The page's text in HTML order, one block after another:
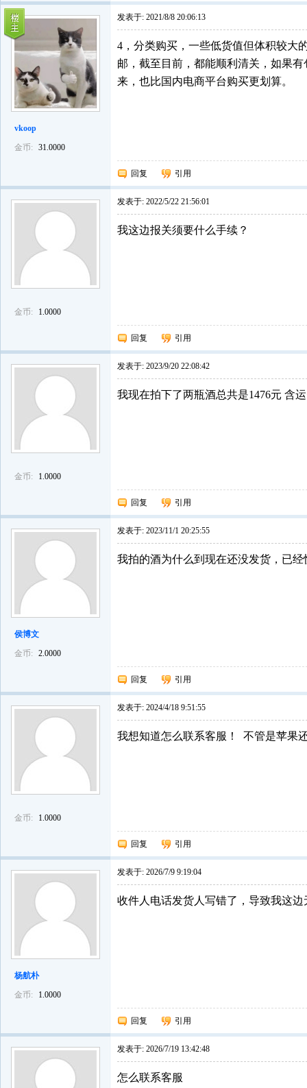
vkoop
金币:
31.0000
发表于: 2021/8/8 20:06:13
4，分类购买，一些低货值但体积较大
邮，截至目前，都能顺利清关，如果
来，也比国内电商平台购买更划算。
回复 引用
金币: 1.0000
发表于: 2022/5/22 21:56:01
我这边报关须要什么手续？
回复 引用
金币: 1.0000
发表于: 2023/9/20 22:08:42
我现在拍下了两瓶酒总共是1476元 含
回复 引用
侯博文
金币:
2.0000
发表于: 2023/11/1 20:25:55
我拍的酒为什么到现在还没发货，已经
回复 引用
金币: 1.0000
发表于: 2024/4/18 9:51:55
我想知道怎么联系客服！ 不管是苹果
回复 引用
杨航朴
金币:
1.0000
发表于: 2026/7/9 9:19:04
收件人电话发货人写错了，导致我这
回复 引用
发表于: 2026/7/19 13:42:48
怎么联系客服